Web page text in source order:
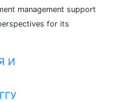
management support
for its
И